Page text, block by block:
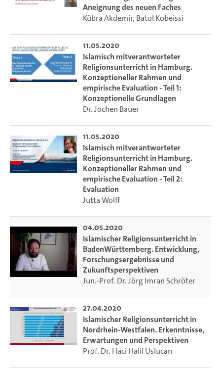
Aneignung des neuen Faches
Kübra Akdemir, Batol Kobeissi
11.05.2020
Islamisch mitverantworteter
Religionsunterricht in Hamburg.
Konzeptioneller Rahmen und
empirische Evaluation - Teil 1:
Konzeptionelle Grundlagen
Dr. Jochen Bauer
11.05.2020
Islamisch mitverantworteter
Religionsunterricht in Hamburg.
Konzeptioneller Rahmen und
empirische Evaluation - Teil 2:
Evaluation
Jutta Wolff
04.05.2020
Islamischer Religionsunterricht in
BadenWürttemberg. Entwicklung,
Forschungsergebnisse und
Zukunftsperspektiven
Jun.-Prof. Dr. Jörg Imran Schröter
27.04.2020
Islamischer Religionsunterricht in
Nordrhein-Westfalen. Erkenntnisse,
Erwartungen und Perspektiven
Prof. Dr. Haci Halil Uslucan